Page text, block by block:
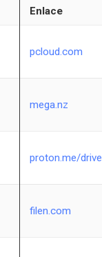
Enlace
pcloud.com
mega.nz
proton.me/drive
filen.com